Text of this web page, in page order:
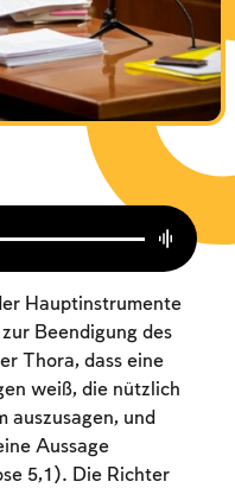
Hauptinstrumente
Beendigung des
Thora, dass eine
weiß, die nützlich
auszusagen, und
Aussage
5,1). Die Richter